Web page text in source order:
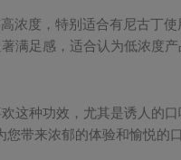
浓度，特别适合有尼古丁使
满足感，适合认为低浓度
这种功效，尤其是诱人的
您带来浓郁的体验和愉悦的口